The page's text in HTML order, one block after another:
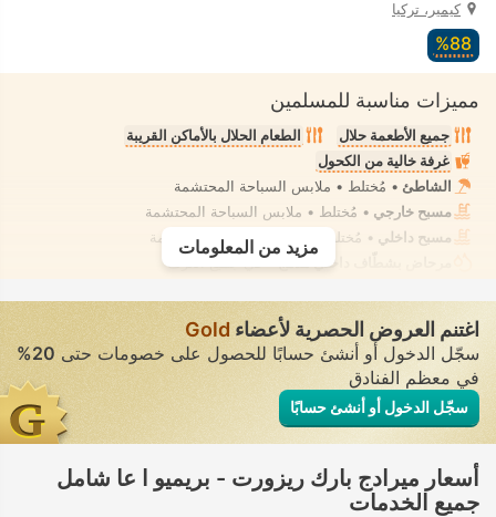
كيمير، تركيا
88‏%
مميزات مناسبة للمسلمين
جميع الأطعمة حلال
الطعام الحلال بالأماكن القريبة
غرفة خالية من الكحول
الشاطئ • مُختلط • ملابس السباحة المحتشمة
مسبح خارجي • مُختلط • ملابس السباحة المحتشمة
مسبح داخلي • مُختلط • ملابس السباحة المحتشمة
مرحاض بشطّاف داخلي مدمج
• في جميع الغرف
مزيد من المعلومات
اغتنم العروض الحصرية لأعضاء Gold
سجّل الدخول أو أنشئ حسابًا للحصول على خصومات حتى20%
في معظم الفنادق
سجّل الدخول أو أنشئ حسابًا
أسعار ميرادج بارك ريزورت - بريميو ا عا شامل
جميع الخدمات